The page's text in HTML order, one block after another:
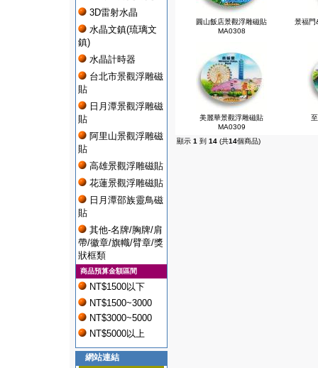
3D雷射水晶
水晶文鎮(琉璃文
鎮)
水晶計時器
台北市景觀浮雕磁
貼
日月潭景觀浮雕磁
貼
阿里山景觀浮雕磁
貼
高雄景觀浮雕磁貼
花蓮景觀浮雕磁貼
日月潭邵族靈鳥磁
貼
其他-名牌/胸牌/肩
帶/徽章/旗幟/臂章/獎
狀框類
商品預算金額區間
NT$1500以下
NT$1500~3000
NT$3000~5000
NT$5000以上
網站連結
圓山飯店景觀浮雕磁貼
MA0308
景福門
美麗華景觀浮雕磁貼
MA0309
顯示 1 到 14(共14個商品)